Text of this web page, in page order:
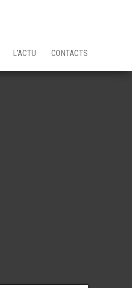
L’ACTU CONTACTS